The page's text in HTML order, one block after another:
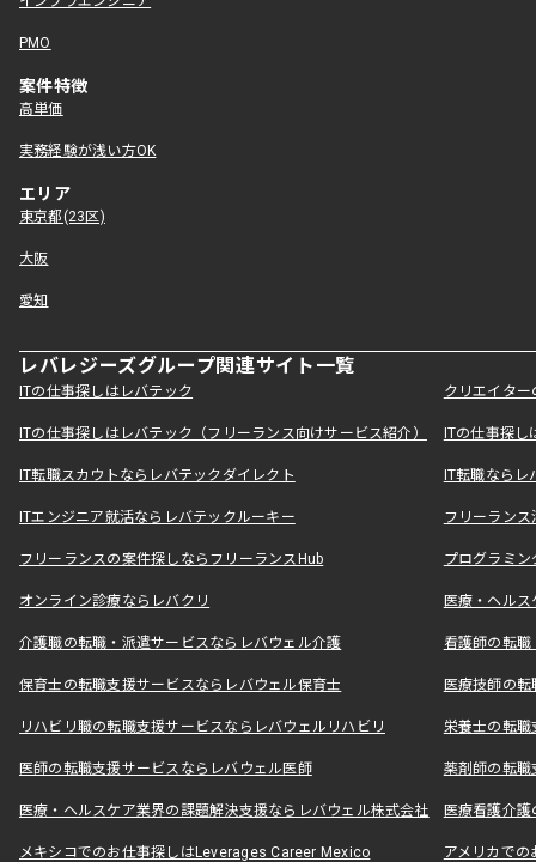
PMO
案件特徴
高単価
実務経験が浅い方OK
エリア
東京都(23区)
大阪
愛知
レバレジーズグループ関連サイト一覧
ITの仕事探しはレバテック クリエイタ
ITの仕事探しはレバテック（フリーランス向けサービス紹介） ITの仕事探
IT転職スカウトならレバテックダイレクト IT転職なら
ITエンジニア就活ならレバテックルーキー フリーラン
フリーランスの案件探しならフリーランスHub プログラミ
オンライン診療ならレバクリ 医療・ヘル
介護職の転職・派遣サービスならレバウェル介護 看護師の転
保育士の転職支援サービスならレバウェル保育士 医療技師の
リハビリ職の転職支援サービスならレバウェルリハビリ 栄養士の転
医師の転職支援サービスならレバウェル医師 薬剤師の転
医療・ヘルスケア業界の課題解決支援ならレバウェル株式会社 医療看護介
メキシコでのお仕事探しはLeverages Career Mexico アメリカで